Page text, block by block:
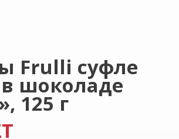
Frulli суфле
шоколаде
125 г